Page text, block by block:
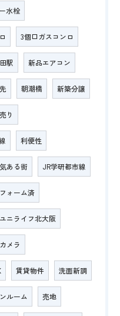
水栓
3個口ガスコンロ
駅 新品エアコン
朝潮橋 新築分譲
り
利便性
ある街 JR学研都市線
ォーム済
ユニライフ北大阪
メラ
賃貸物件 洗面新調
ルーム 売地